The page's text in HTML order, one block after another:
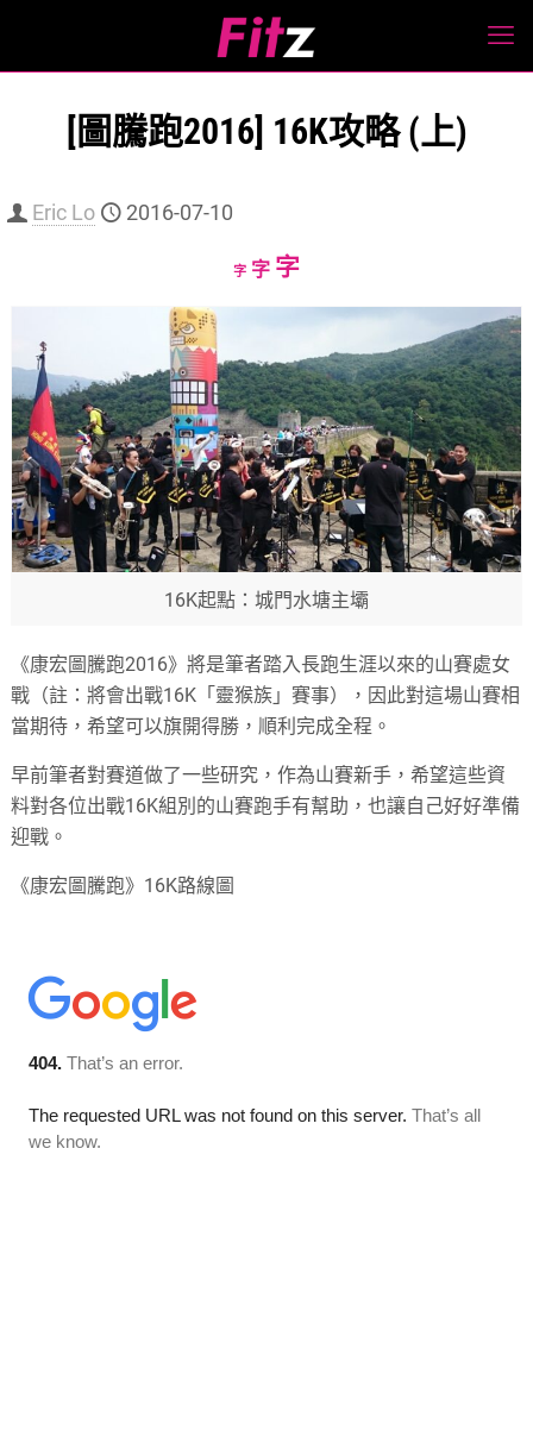
[圖騰跑2016] 16K攻略 (上)
Eric Lo 2016-07-10
字Decrease
字Reset
字Increase
size.
16K起點：城門水塘主壩
《康宏圖騰跑2016》將是筆者踏入長跑生涯以來的山賽處女
戰（註：將會出戰16K「靈猴族」賽事），因此對這場山賽相
當期待，希望可以旗開得勝，順利完成全程。
早前筆者對賽道做了一些研究，作為山賽新手，希望這些資
料對各位出戰16K組別的山賽跑手有幫助，也讓自己好好準備
迎戰。
《康宏圖騰跑》16K路線圖